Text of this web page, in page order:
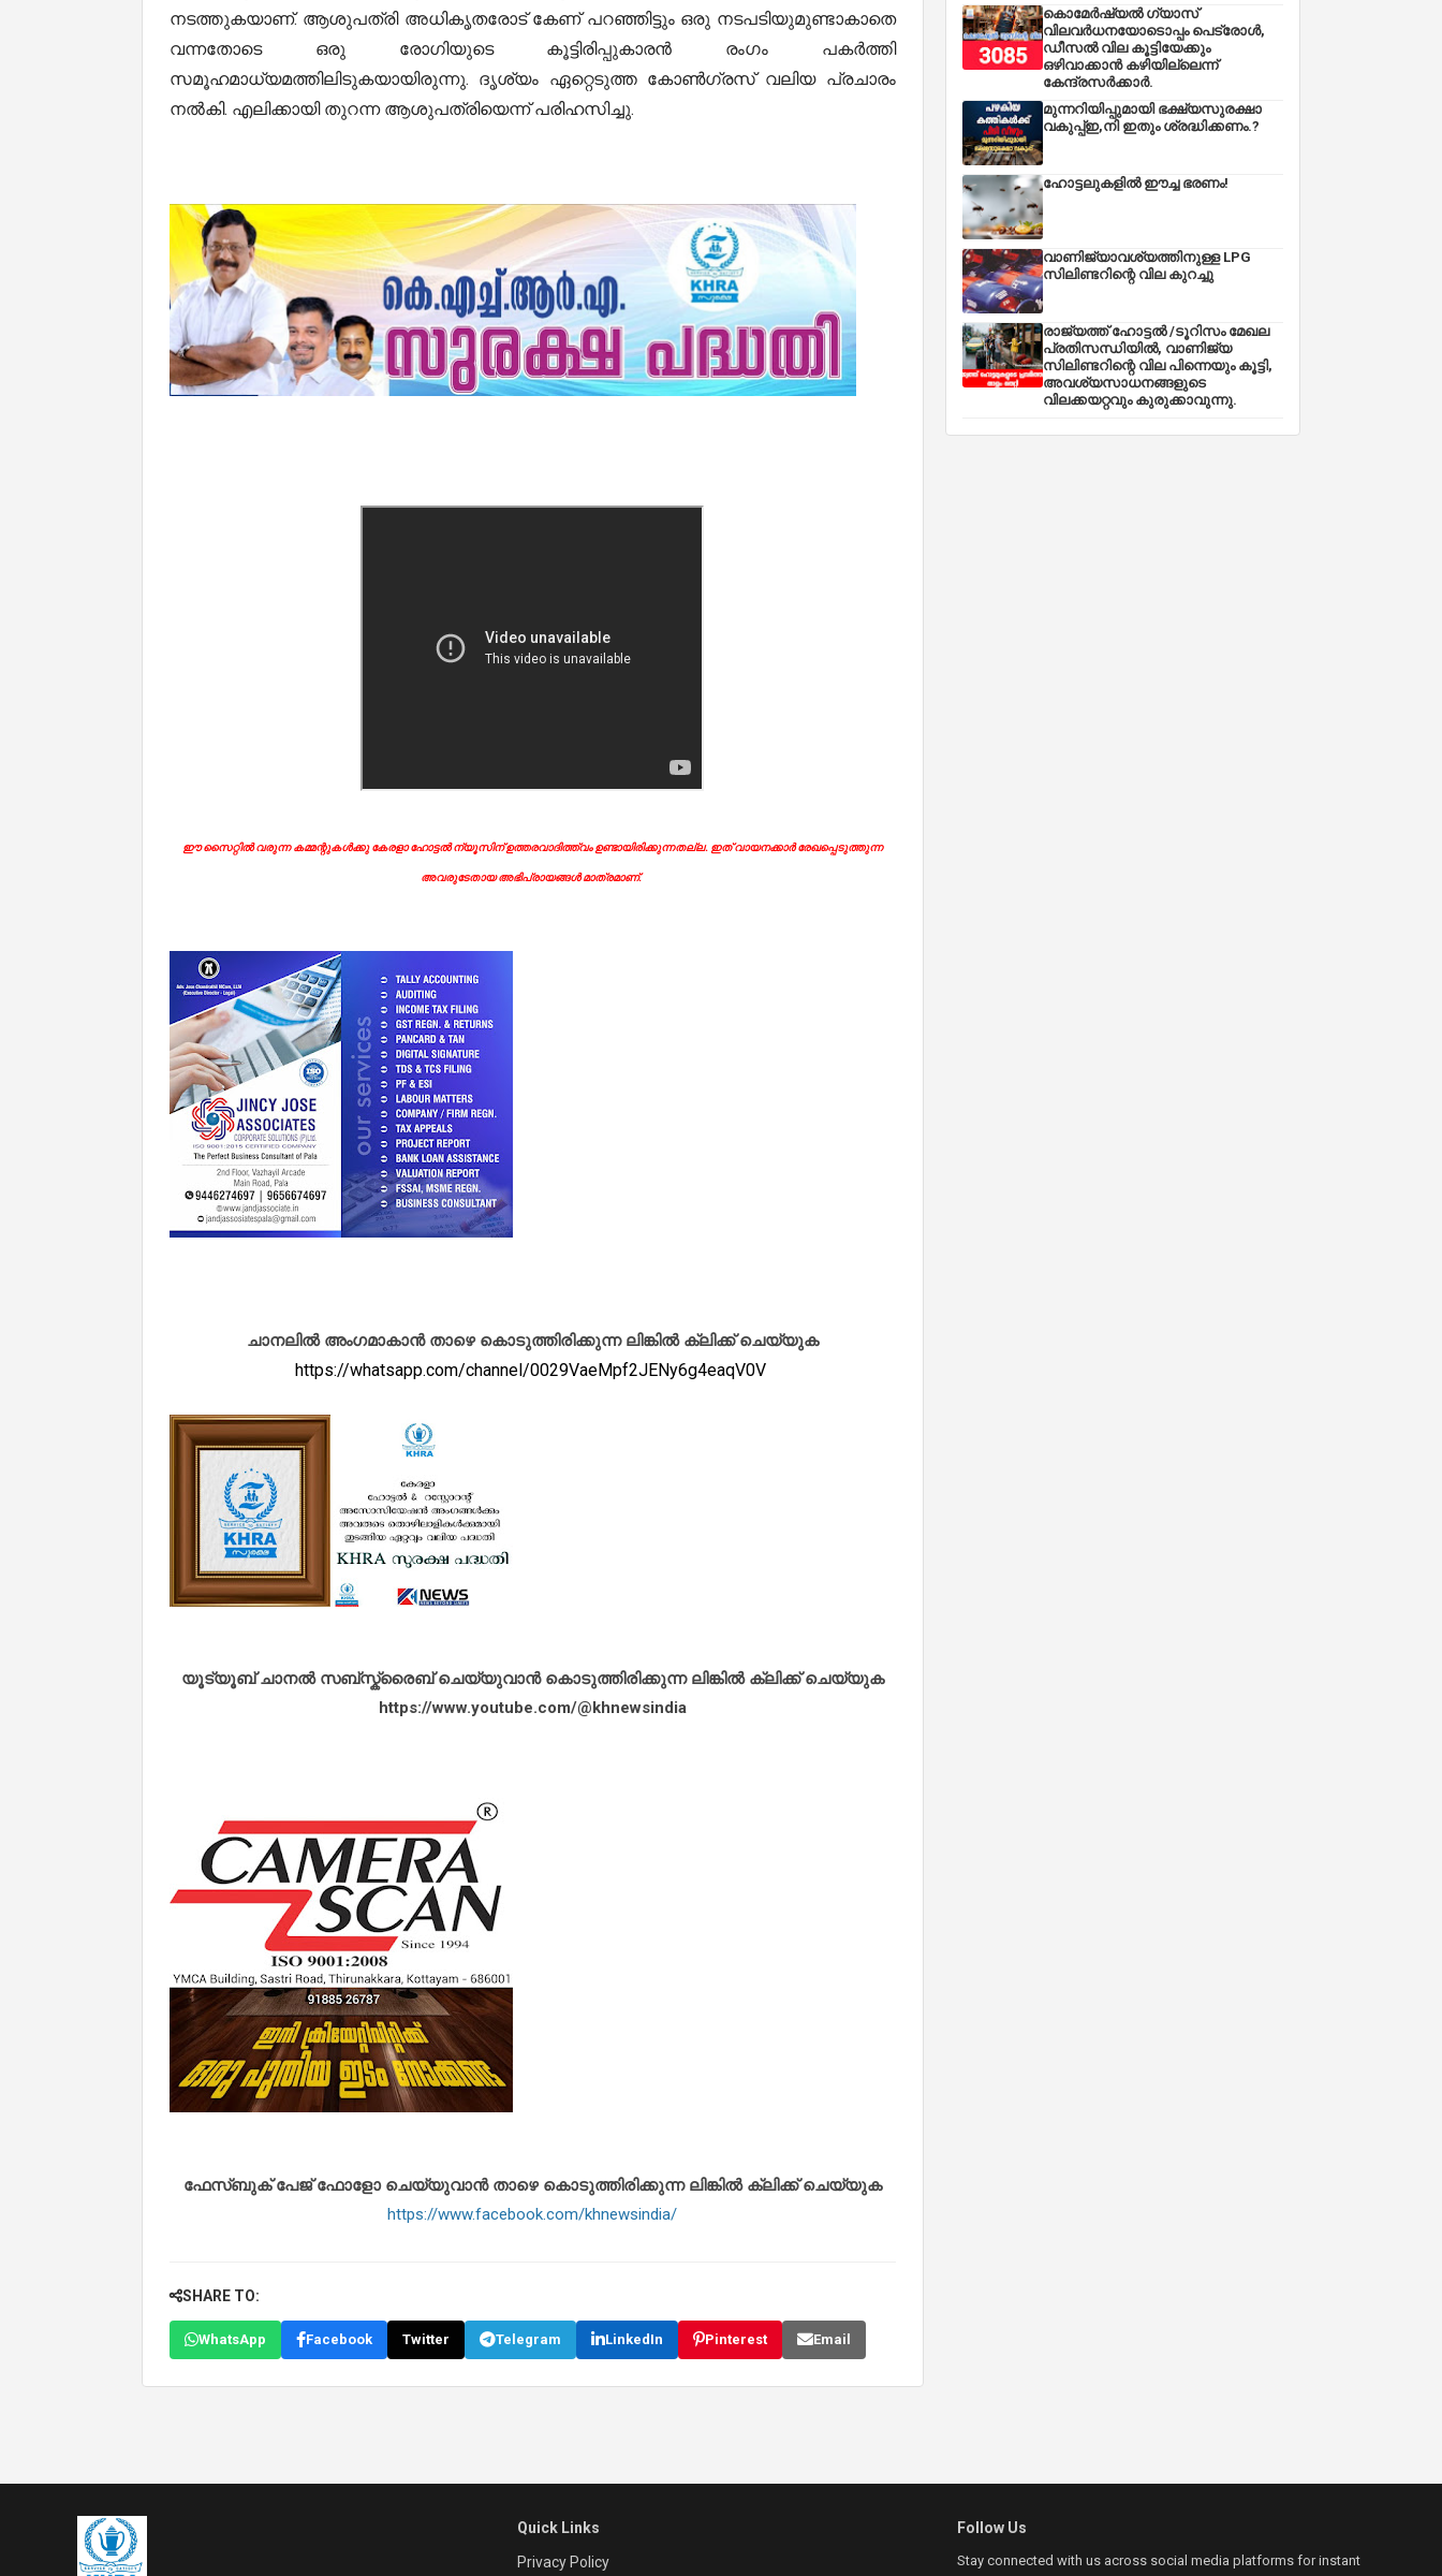
നടത്തുകയാണ്. ആശുപത്രി അധികൃതരോട് കേണ് പറഞ്ഞിട്ടും ഒരു നടപടിയുമുണ്ടാകാതെ
വന്നതോടെ ഒരു രോഗിയുടെ കൂട്ടിരിപ്പുകാരന്‍ രംഗം പകര്‍ത്തി
സമൂഹമാധ്യമത്തിലിടുകയായിരുന്നു. ദൃശ്യം ഏറ്റെടുത്ത കോണ്‍ഗ്രസ് വലിയ പ്രചാരം
നല്‍കി. എലിക്കായി തുറന്ന ആശുപത്രിയെന്ന് പരിഹസിച്ചു.
ഈ സൈറ്റിൽ വരുന്ന കമ്മന്റുകൾക്കു കേരളാ ഹോട്ടൽ ന്യൂസിന് ഉത്തരവാദിത്ത്വം ഉണ്ടായിരിക്കുന്നതല്ല. ഇത് വായനക്കാർ രേഖപ്പെടുത്തുന്ന
അവരുടേതായ അഭിപ്രായങ്ങൾ മാത്രമാണ്.
ചാനലിൽ അംഗമാകാൻ താഴെ കൊടുത്തിരിക്കുന്ന ലിങ്കിൽ ക്ലിക്ക് ചെയ്യുക
https://whatsapp.com/channel/0029VaeMpf2JENy6g4eaqV0V
യൂട്യൂബ് ചാനൽ സബ്സ്ക്രൈബ് ചെയ്യുവാൻ കൊടുത്തിരിക്കുന്ന ലിങ്കിൽ ക്ലിക്ക് ചെയ്യുക
https://www.youtube.com/@khnewsindia
ഫേസ്ബുക് പേജ് ഫോളോ ചെയ്യുവാൻ താഴെ കൊടുത്തിരിക്കുന്ന ലിങ്കിൽ ക്ലിക്ക് ചെയ്യുക
https://www.facebook.com/khnewsindia/
SHARE TO:
WhatsApp Facebook Twitter Telegram LinkedIn Pinterest Email
കൊമേർഷ്യൽ ഗ്യാസ്
വിലവർധനയോടൊപ്പം പെട്രോൾ,
ഡീസല്‍ വില കൂട്ടിയേക്കും
ഒഴിവാക്കാന്‍ കഴിയില്ലെന്ന്
കേന്ദ്രസര്‍ക്കാര്‍.
മുന്നറിയിപ്പുമായി ഭക്ഷ്യസുരക്ഷാ
വകുപ്പ്ഇ,നി ഇതും ശ്രദ്ധിക്കണം.?
ഹോട്ടലുകളിൽ ഈച്ച ഭരണം!
വാണിജ്യാവശ്യത്തിനുള്ള LPG
സിലിണ്ടറിന്റെ വില കുറച്ചു
രാജ്യത്ത് ഹോട്ടൽ /ടൂറിസം മേഖല
പ്രതിസന്ധിയിൽ, വാണിജ്യ
സിലിണ്ടറിന്റെ വില പിന്നെയും കൂട്ടി,
അവശ്യസാധനങ്ങളുടെ
വിലക്കയറ്റവും കുരുക്കാവുന്നു.
Quick Links
Privacy Policy
Follow Us
Stay connected with us across social media platforms for instant